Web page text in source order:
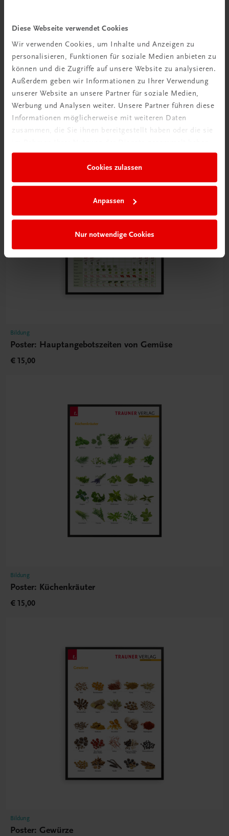
Diese Webseite verwendet Cookies
Wir verwenden Cookies, um Inhalte und Anzeigen zu
personalisieren, Funktionen für soziale Medien anbieten zu
können und die Zugriffe auf unsere Website zu analysieren.
Außerdem geben wir Informationen zu Ihrer Verwendung
unserer Website an unsere Partner für soziale Medien,
Werbung und Analysen weiter. Unsere Partner führen diese
Informationen möglicherweise mit weiteren Daten
zusammen, die Sie ihnen bereitgestellt haben oder die sie
Cookies zulassen
Anpassen
Nur notwendige Cookies
Poster: Alternativen zu Eiern
€ 15,00
Bildung
Poster: Hauptangebotszeiten von Gemüse
€ 15,00
Bildung
Poster: Küchenkräuter
€ 15,00
Bildung
Poster: Gewürze